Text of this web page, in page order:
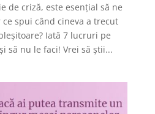
de criză, este esențial să ne
spui când cineva a trecut
Iată 7 lucruri pe
să nu le faci! Vrei să știi...